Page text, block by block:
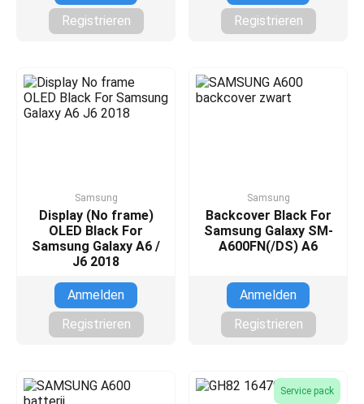
Registrieren
Registrieren
Samsung
Display (No frame)
OLED Black For
Samsung Galaxy A6 /
J6 2018
Anmelden
Registrieren
Samsung
Backcover Black For
Samsung Galaxy SM-
A600FN(/DS) A6
Anmelden
Registrieren
Service pack